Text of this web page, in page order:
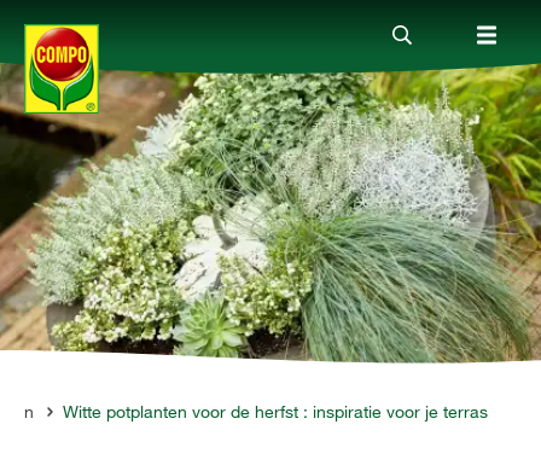
Producten
Advies
Thema's
Tot je dienst
Witte potplanten voor de herfst : inspiratie voor je terras